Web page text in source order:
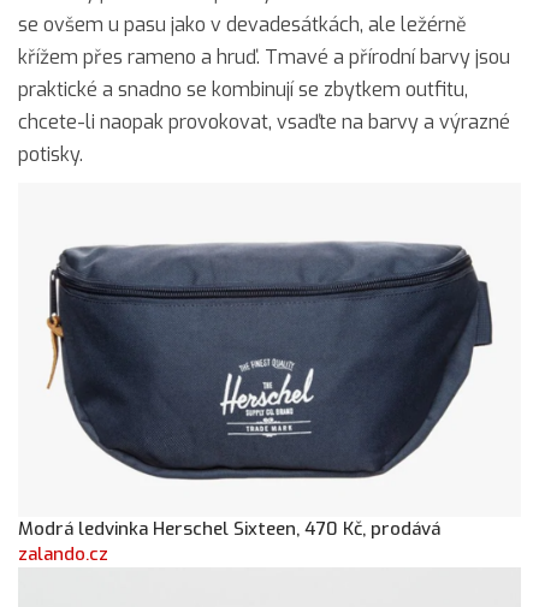
se ovšem u pasu jako v devadesátkách, ale ležérně
křížem přes rameno a hruď. Tmavé a přírodní barvy jsou
praktické a snadno se kombinují se zbytkem outfitu,
chcete-li naopak provokovat, vsaďte na barvy a výrazné
potisky.
Modrá ledvinka Herschel Sixteen, 470 Kč, prodává
zalando.cz